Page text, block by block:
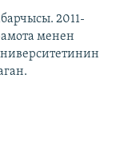
2011-
менен